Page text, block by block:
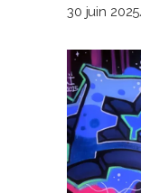
30 juin 2025